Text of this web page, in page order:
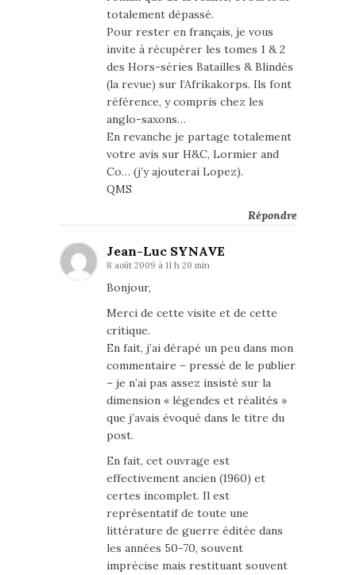
totalement dépassé.
Pour rester en français, je vous
invite à récupérer les tomes 1 & 2
des Hors-séries Batailles & Blindés
(la revue) sur l’Afrikakorps. Ils font
référence, y compris chez les
anglo-saxons…
En revanche je partage totalement
votre avis sur H&C, Lormier and
Co… (j’y ajouterai Lopez).
QMS
Répondre
Jean-Luc SYNAVE
8 août 2009 à 11 h 20 min
Bonjour,
Merci de cette visite et de cette
critique.
En fait, j’ai dérapé un peu dans mon
commentaire – pressé de le publier
– je n’ai pas assez insisté sur la
dimension « légendes et réalités »
que j’avais évoqué dans le titre du
post.
En fait, cet ouvrage est
effectivement ancien (1960) et
certes incomplet. Il est
représentatif de toute une
littérature de guerre éditée dans
les années 50-70, souvent
imprécise mais restituant souvent